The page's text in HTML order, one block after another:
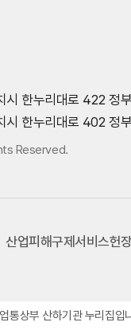
한누리대로 422 정
한누리대로 402 정
Reserved.
산업피해구제서비스헌
통상부 산하기관 누리집입